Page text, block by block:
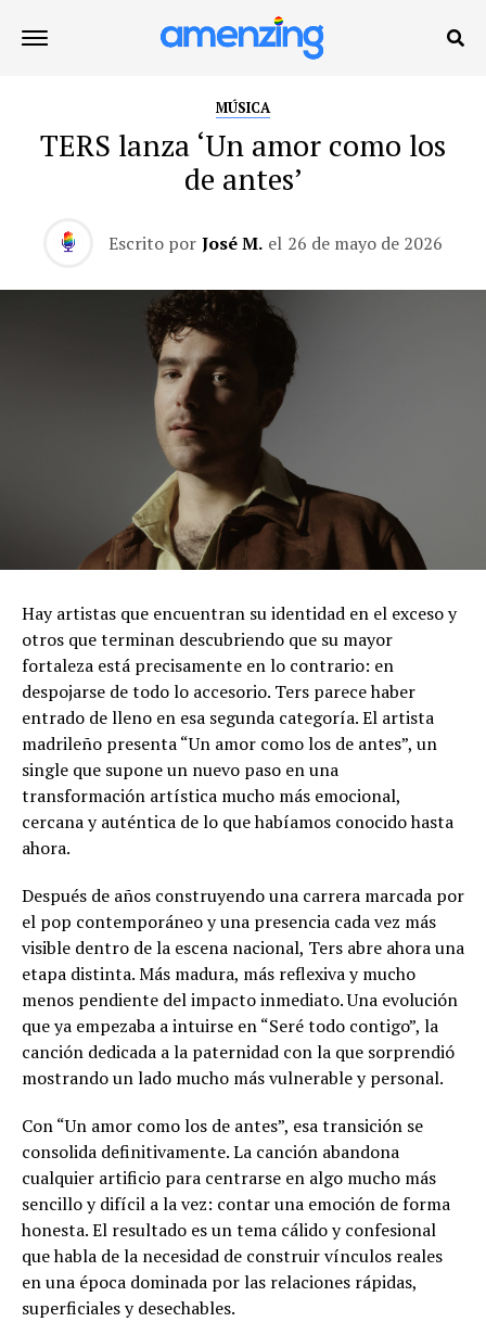
MÚSICA
TERS lanza ‘Un amor como los
de antes’
Escrito por José M. el 26 de mayo de 2026
Hay artistas que encuentran su identidad en el exceso y
otros que terminan descubriendo que su mayor
fortaleza está precisamente en lo contrario: en
despojarse de todo lo accesorio. Ters parece haber
entrado de lleno en esa segunda categoría. El artista
madrileño presenta “Un amor como los de antes”, un
single que supone un nuevo paso en una
transformación artística mucho más emocional,
cercana y auténtica de lo que habíamos conocido hasta
ahora.
Después de años construyendo una carrera marcada por
el pop contemporáneo y una presencia cada vez más
visible dentro de la escena nacional, Ters abre ahora una
etapa distinta. Más madura, más reflexiva y mucho
menos pendiente del impacto inmediato. Una evolución
que ya empezaba a intuirse en “Seré todo contigo”, la
canción dedicada a la paternidad con la que sorprendió
mostrando un lado mucho más vulnerable y personal.
Con “Un amor como los de antes”, esa transición se
consolida definitivamente. La canción abandona
cualquier artificio para centrarse en algo mucho más
sencillo y difícil a la vez: contar una emoción de forma
honesta. El resultado es un tema cálido y confesional
que habla de la necesidad de construir vínculos reales
en una época dominada por las relaciones rápidas,
superficiales y desechables.